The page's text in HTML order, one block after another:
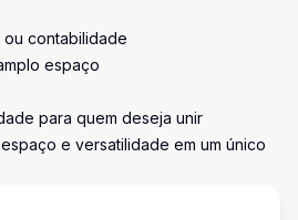
contabilidade
espaço
para quem deseja unir
e versatilidade em um único